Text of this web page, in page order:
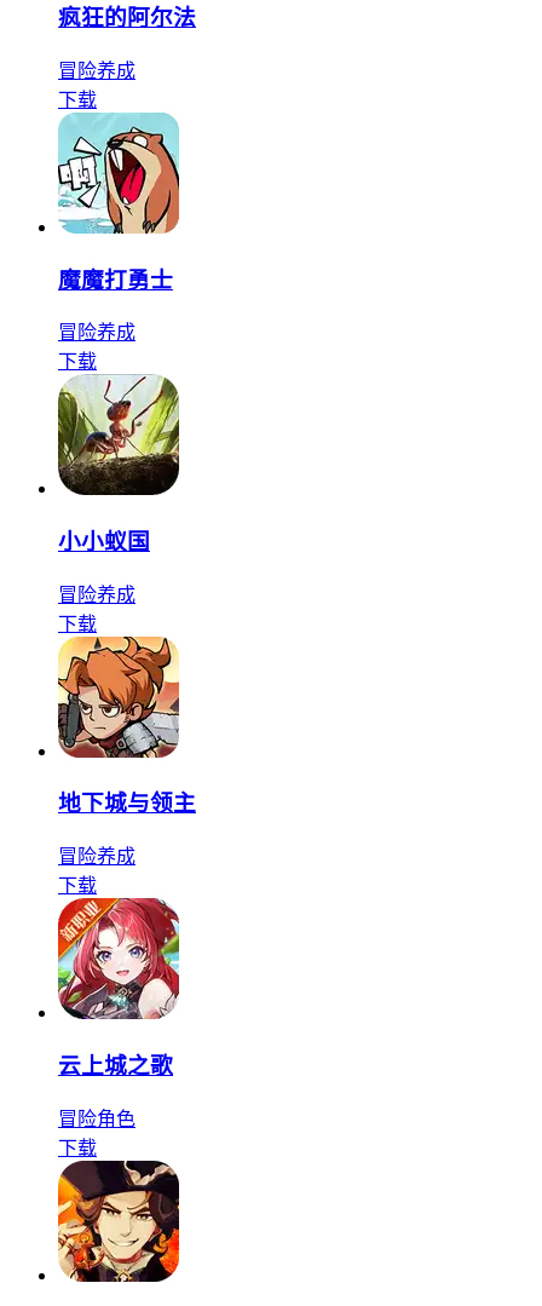
疯狂的阿尔法
冒险养成
下载
魔魔打勇士
冒险养成
下载
小小蚁国
冒险养成
下载
地下城与领主
冒险养成
下载
云上城之歌
冒险角色
下载